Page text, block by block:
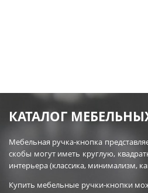
КАТАЛОГ
Мебельная ручка-кнопка
скобы могут иметь круглую,
интерьера (классика, минимализм,
Купить мебельные ручки-кнопки